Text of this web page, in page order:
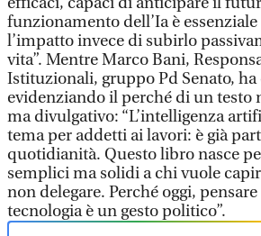
funzionamento dell’Ia è
l’impatto invece di subirlo
vita”. Mentre Marco Bani,
Istituzionali, gruppo Pd Senato,
evidenziando il perché di un testo
ma divulgativo: “L’intelligenza
tema per addetti ai lavori: è già
quotidianità. Questo libro nasce
semplici ma solidi a chi vuole
non delegare. Perché oggi,
tecnologia è un gesto politico”.